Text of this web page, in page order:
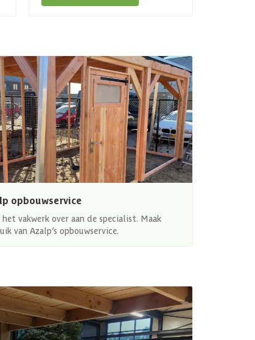
opbouwservice
het vakwerk over aan de specialist. Maak
van Azalp’s opbouwservice.